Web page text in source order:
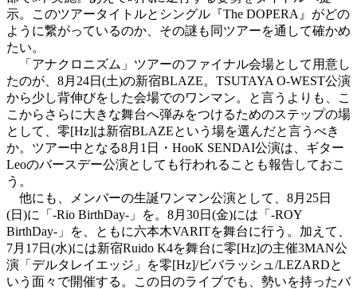
示。このツアータイトルとシングル『The DOPERA 』がどの
ように繋がっているのか、その謎も同ツアーを通して確かめ
たい。
「アナクロニズム」ツアーのファイナル会場として用意し
たのが、 8月 24日 (土)の新宿BLAZE。 TSUTAYA O-WEST公演
から少し背伸びをした会場でのワンマン。と言うよりも、こ
こからさらに大きな舞台へ弾みをつけるためのステップの場
として、零[Hz]は新宿BLAZEという場を選んだと言うべき
か。ツアー中となる8月 1 日・ HooK SENDAI公演は、ギター
Leoのバースデー公演としても行われることも報告しておこ
う。
他にも、メンバーの生誕ワンマン公演として、 8月 25日
(日 )に「 -Rio BirthDay- 」を。 8月 30日 (金)には「 -ROY
BirthDay- 」を、ともに六本木VARITを舞台に行う。加えて、
7月 17日 (水)には新宿Ruido K4を舞台に零[Hz]の主催3MAN公
演「デルタレイエッジ」を零[Hz]/ビバラッシュ /LEZARDと
いう面々で開催する。この日のライブでも、勢いを持ったバ